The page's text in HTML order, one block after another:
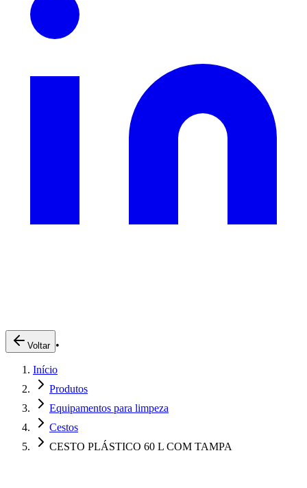
Pedidos Online
Trabalhe Conosco
Voltar •
Início
Produtos
Equipamentos para limpeza
Cestos
CESTO PLÁSTICO 60 L COM TAMPA